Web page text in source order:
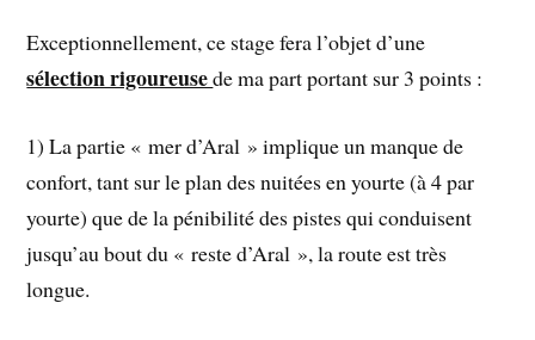
Exceptionnellement, ce stage fera l’objet d’une
sélection rigoureusede ma part portant sur 3 points :
1) La partie « mer d’Aral » implique un manque de
confort, tant sur le plan des nuitées en yourte (à 4 par
yourte) que de la pénibilité des pistes qui conduisent
jusqu’au bout du « reste d’Aral », la route est très
longue.